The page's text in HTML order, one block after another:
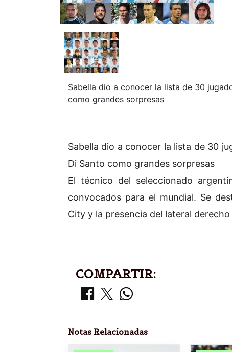
Sabella dio a conocer la lista de 30
como grandes sorpresas
Sabella dio a conocer la lista de 30
Di Santo como grandes sorpresas
El técnico del seleccionado
convocados para el mundial. Se
City y la presencia del lateral derecho
COMPARTIR:
Notas Relacionadas